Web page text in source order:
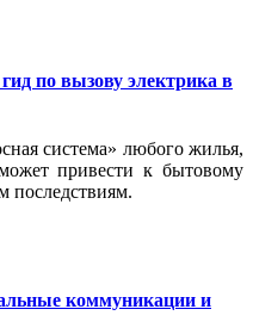
по вызову электрика в
система» любого жилья,
привести к бытовому
последствиям.
коммуникации и